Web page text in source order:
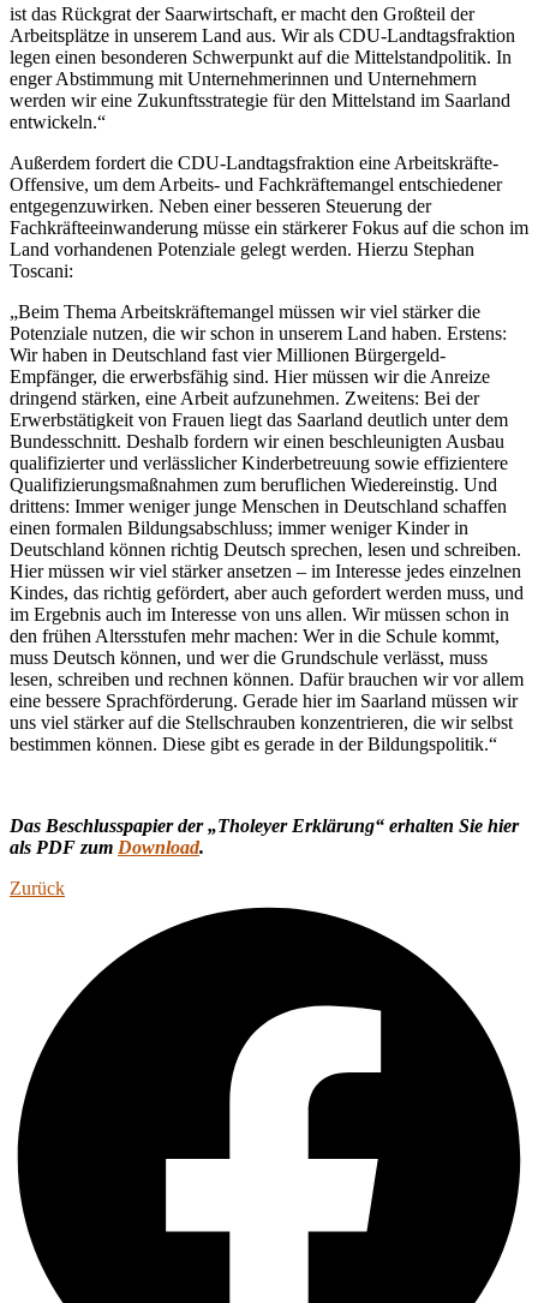
ist das Rückgrat der Saarwirtschaft, er macht den Großteil der
Arbeitsplätze in unserem Land aus. Wir als CDU-Landtagsfraktion
legen einen besonderen Schwerpunkt auf die Mittelstandpolitik. In
enger Abstimmung mit Unternehmerinnen und Unternehmern
werden wir eine Zukunftsstrategie für den Mittelstand im Saarland
entwickeln.“
Außerdem fordert die CDU-Landtagsfraktion eine Arbeitskräfte-
Offensive, um dem Arbeits- und Fachkräftemangel entschiedener
entgegenzuwirken. Neben einer besseren Steuerung der
Fachkräfteeinwanderung müsse ein stärkerer Fokus auf die schon im
Land vorhandenen Potenziale gelegt werden. Hierzu Stephan
Toscani:
„Beim Thema Arbeitskräftemangel müssen wir viel stärker die
Potenziale nutzen, die wir schon in unserem Land haben. Erstens:
Wir haben in Deutschland fast vier Millionen Bürgergeld-
Empfänger, die erwerbsfähig sind. Hier müssen wir die Anreize
dringend stärken, eine Arbeit aufzunehmen. Zweitens: Bei der
Erwerbstätigkeit von Frauen liegt das Saarland deutlich unter dem
Bundesschnitt. Deshalb fordern wir einen beschleunigten Ausbau
qualifizierter und verlässlicher Kinderbetreuung sowie effizientere
Qualifizierungsmaßnahmen zum beruflichen Wiedereinstig. Und
drittens: Immer weniger junge Menschen in Deutschland schaffen
einen formalen Bildungsabschluss; immer weniger Kinder in
Deutschland können richtig Deutsch sprechen, lesen und schreiben.
Hier müssen wir viel stärker ansetzen – im Interesse jedes einzelnen
Kindes, das richtig gefördert, aber auch gefordert werden muss, und
im Ergebnis auch im Interesse von uns allen. Wir müssen schon in
den frühen Altersstufen mehr machen: Wer in die Schule kommt,
muss Deutsch können, und wer die Grundschule verlässt, muss
lesen, schreiben und rechnen können. Dafür brauchen wir vor allem
eine bessere Sprachförderung. Gerade hier im Saarland müssen wir
uns viel stärker auf die Stellschrauben konzentrieren, die wir selbst
bestimmen können. Diese gibt es gerade in der Bildungspolitik.“
Das Beschlusspapier der „Tholeyer Erklärung“ erhalten Sie hier
als PDF zum Download.
Zurück